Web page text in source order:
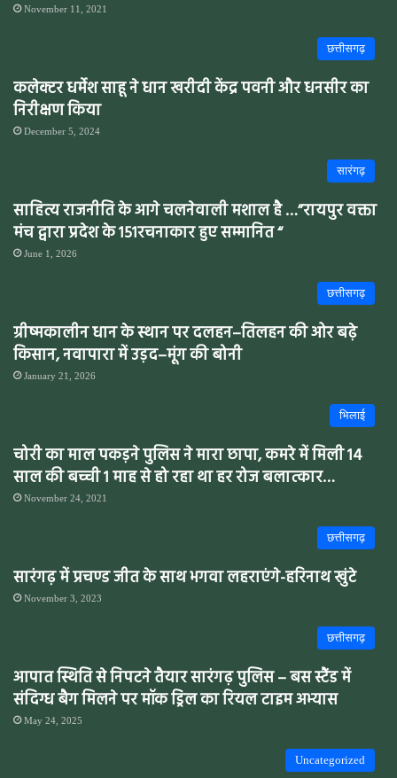
November 11, 2021
छत्तीसगढ़
कलेक्टर धर्मेश साहू ने धान खरीदी केंद्र पवनी और धनसीर का
निरीक्षण किया
December 5, 2024
सारंगढ़
साहित्य राजनीति के आगे चलनेवाली मशाल है …”रायपुर वक्ता
मंच द्वारा प्रदेश के 151रचनाकार हुए सम्मानित “
June 1, 2026
छत्तीसगढ़
ग्रीष्मकालीन धान के स्थान पर दलहन–तिलहन की ओर बढ़े
किसान, नवापारा में उड़द–मूंग की बोनी
January 21, 2026
भिलाई
चोरी का माल पकड़ने पुलिस ने मारा छापा, कमरे में मिली 14
साल की बच्ची 1 माह से हो रहा था हर रोज बलात्कार…
November 24, 2021
छत्तीसगढ़
सारंगढ़ में प्रचण्ड जीत के साथ भगवा लहराएंगे-हरिनाथ खुंटे
November 3, 2023
छत्तीसगढ़
आपात स्थिति से निपटने तैयार सारंगढ़ पुलिस – बस स्टैंड में
संदिग्ध बैग मिलने पर मॉक ड्रिल का रियल टाइम अभ्यास
May 24, 2025
Uncategorized